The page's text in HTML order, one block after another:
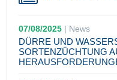
07/08/2025 | News
DÜRRE UND
SORTENZÜCHTUNG